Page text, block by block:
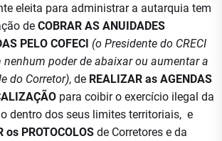
eleita para administrar a autarquia tem
de COBRAR AS ANUIDADES
PELO COFECI (o Presidente do CRECI
nenhum poder de abaixar ou aumentar a
do Corretor), de REALIZAR as AGENDAS
para coibir o exercício ilegal da
dentro dos seus limites territoriais, e
os PROTOCOLOS de Corretores e da